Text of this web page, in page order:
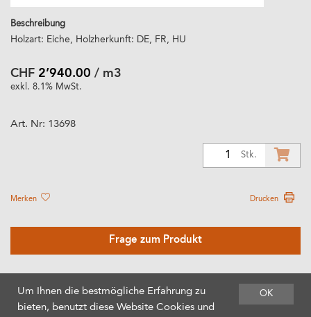
Beschreibung
Holzart: Eiche, Holzherkunft: DE, FR, HU
CHF 2’940.00 / m3
exkl. 8.1% MwSt.
Art. Nr: 13698
Stk.
Merken Drucken
Frage zum Produkt
OK
Um Ihnen die bestmögliche Erfahrung zu
bieten, benutzt diese Website Cookies und